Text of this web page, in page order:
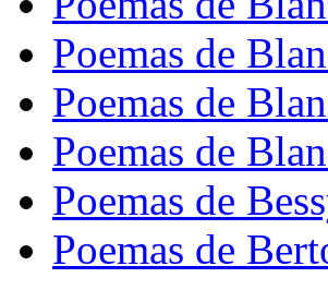
Poemas de
Poemas de
Poemas de
Poemas de
Poemas de